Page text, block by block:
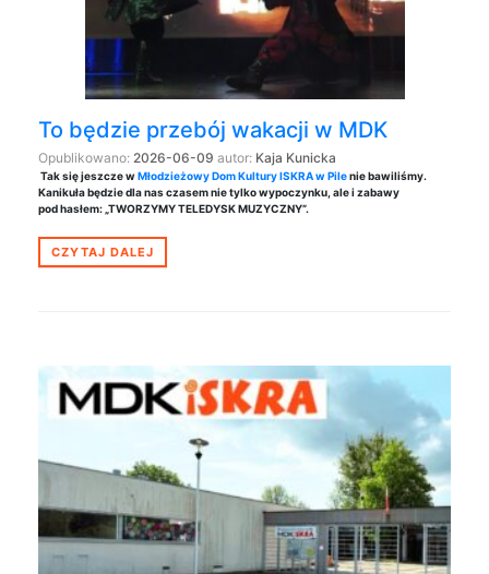
To będzie przebój wakacji w MDK
Opublikowano: 2026-06-09 autor: Kaja Kunicka
Tak się jeszcze wMłodzieżowy Dom Kultury ISKRA w Pilenie bawiliśmy.
Kanikuła będzie dla nas czasem nie tylko wypoczynku, ale i zabawy
pod hasłem: „TWORZYMY TELEDYSK MUZYCZNY”.
CZYTAJ DALEJ